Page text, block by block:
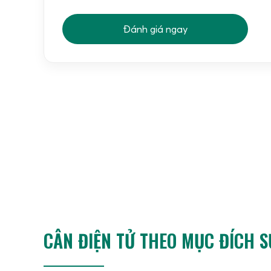
chất công nghiệp và thủy sản.
Giao diện thân thiện: Màn hình hiển thị rõ
Đánh giá ngay
CÂN ĐIỆN TỬ THEO MỤC ĐÍCH